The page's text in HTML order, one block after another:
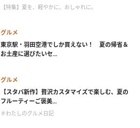
【特集】夏を、軽やかに、おしゃれに。
グルメ
東京駅・羽田空港でしか買えない！ 夏の帰省＆
お土産に選びたいセ...
グルメ
【スタバ新作】贅沢カスタマイズで楽しむ、夏の
フルーティーご褒美...
＃わたしのグルメ日記